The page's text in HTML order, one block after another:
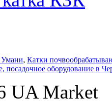
Умани, Катки
посадочное оборудование в
UA Market